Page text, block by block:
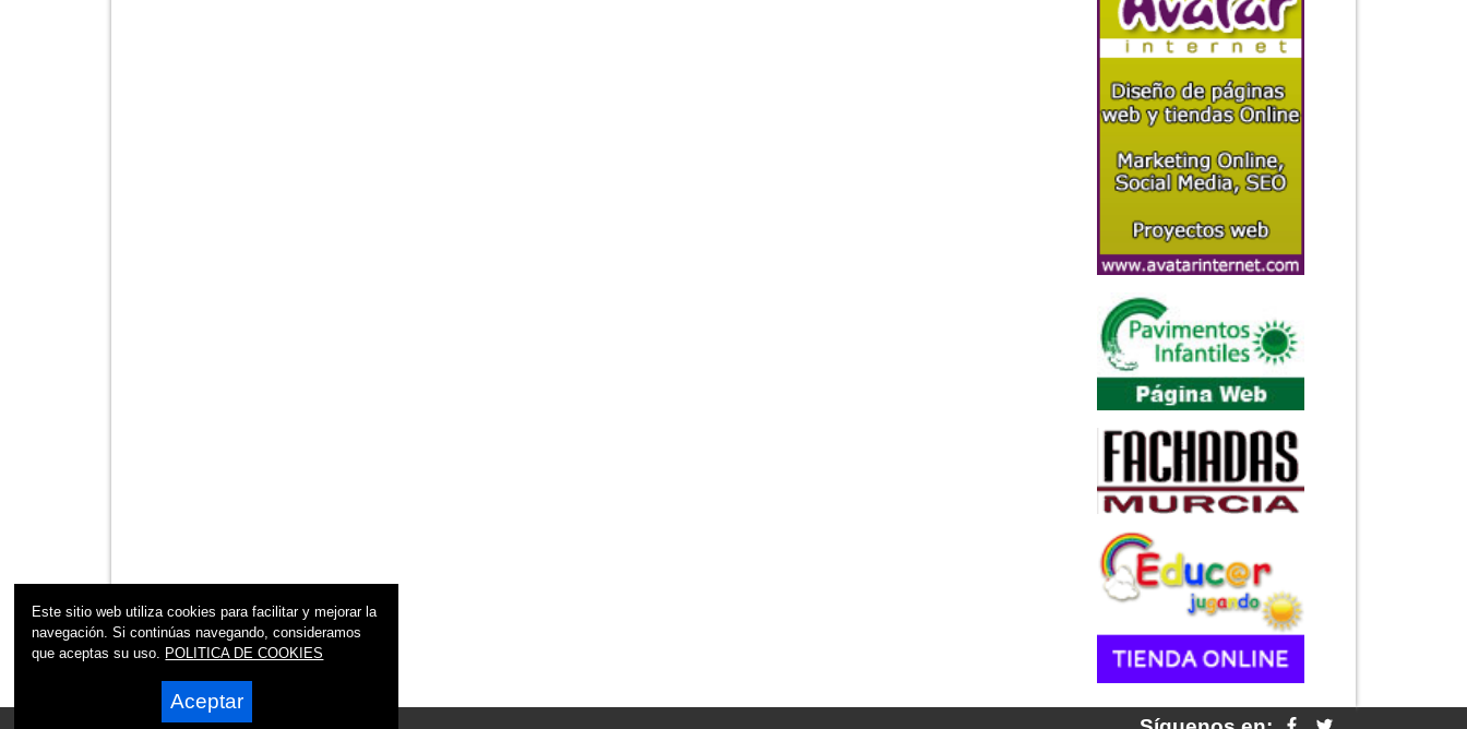
Este sitio web utiliza cookies para facilitar y mejorar la
navegación. Si continúas navegando, consideramos
que aceptas su uso. POLITICA DE COOKIES
Aceptar